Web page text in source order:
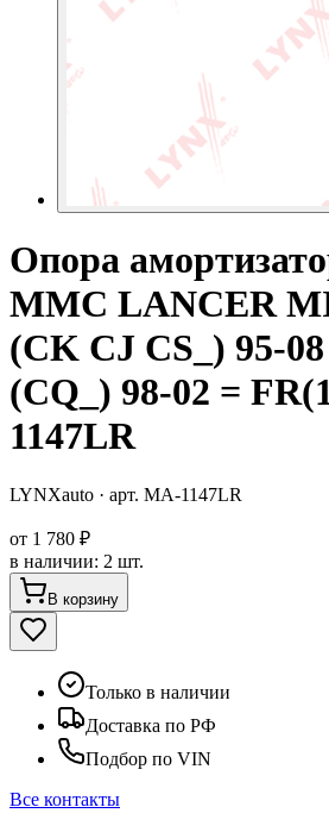
Опора
MMC LANCER
(CK CJ CS_) 95-
(CQ_) 98-02 =
1147LR
LYNXauto · арт. MA-1147LR
от 1 780 ₽
в наличии: 2 шт.
В корзину
Только в наличии
Доставка по РФ
Подбор по VIN
Все контакты